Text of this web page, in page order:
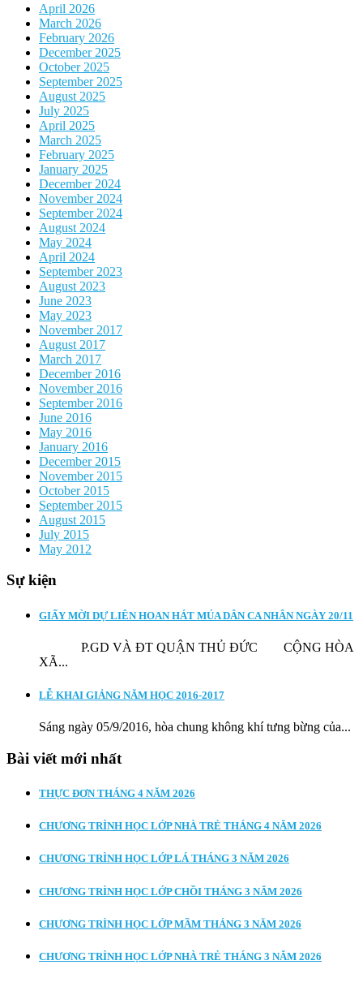
April 2026
March 2026
February 2026
December 2025
October 2025
September 2025
August 2025
July 2025
April 2025
March 2025
February 2025
January 2025
December 2024
November 2024
September 2024
August 2024
May 2024
April 2024
September 2023
August 2023
June 2023
May 2023
November 2017
August 2017
March 2017
December 2016
November 2016
September 2016
June 2016
May 2016
January 2016
December 2015
November 2015
October 2015
September 2015
August 2015
July 2015
May 2012
Sự kiện
GIẤY MỜI DỰ LIÊN HOAN HÁT MÚA DÂN CA NHÂN NGÀY 20/11
P.GD VÀ ĐT QUẬN THỦ ĐỨC CỘNG HÒA
XÃ...
LỄ KHAI GIẢNG NĂM HỌC 2016-2017
Sáng ngày 05/9/2016, hòa chung không khí tưng bừng của...
Bài viết mới nhất
THỰC ĐƠN THÁNG 4 NĂM 2026
CHƯƠNG TRÌNH HỌC LỚP NHÀ TRẺ THÁNG 4 NĂM 2026
CHƯƠNG TRÌNH HỌC LỚP LÁ THÁNG 3 NĂM 2026
CHƯƠNG TRÌNH HỌC LỚP CHỒI THÁNG 3 NĂM 2026
CHƯƠNG TRÌNH HỌC LỚP MẦM THÁNG 3 NĂM 2026
CHƯƠNG TRÌNH HỌC LỚP NHÀ TRẺ THÁNG 3 NĂM 2026